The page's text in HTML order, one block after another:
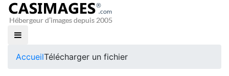
AccueilTélécharger un fichier